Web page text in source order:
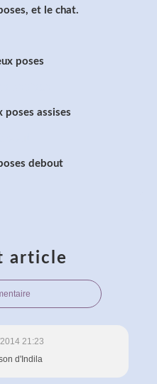
et le chat.
poses
poses assises
debout
article
21:23
d'Indila